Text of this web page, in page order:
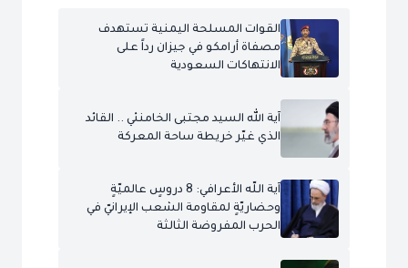
القوات المسلحة اليمنية تستهدف
مصفاة أرامكو في جيزان رداً على
الانتهاكات السعودية
آية الله السيد مجتبى الخامنئي .. القائد
الذي غيّر خريطة ساحة المعركة
آية اللّه الأعرافي: 8 دروسٍ عالميّةٍ
وحضاريّةٍ لمقاومة الشعب الإيرانيّ في
الحرب المفروضة الثالثة